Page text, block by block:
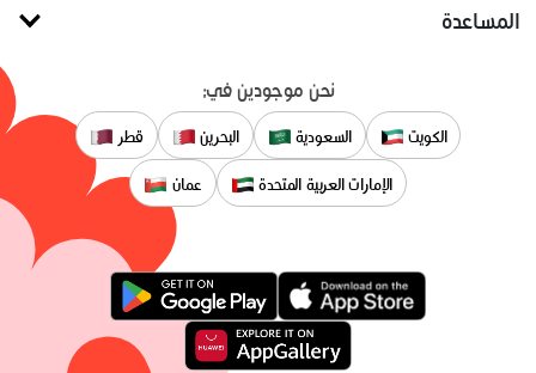
المساعدة
نحن موجودين في:
الكويت السعودية البحرين قطر
الإمارات العربية المتحدة عمان